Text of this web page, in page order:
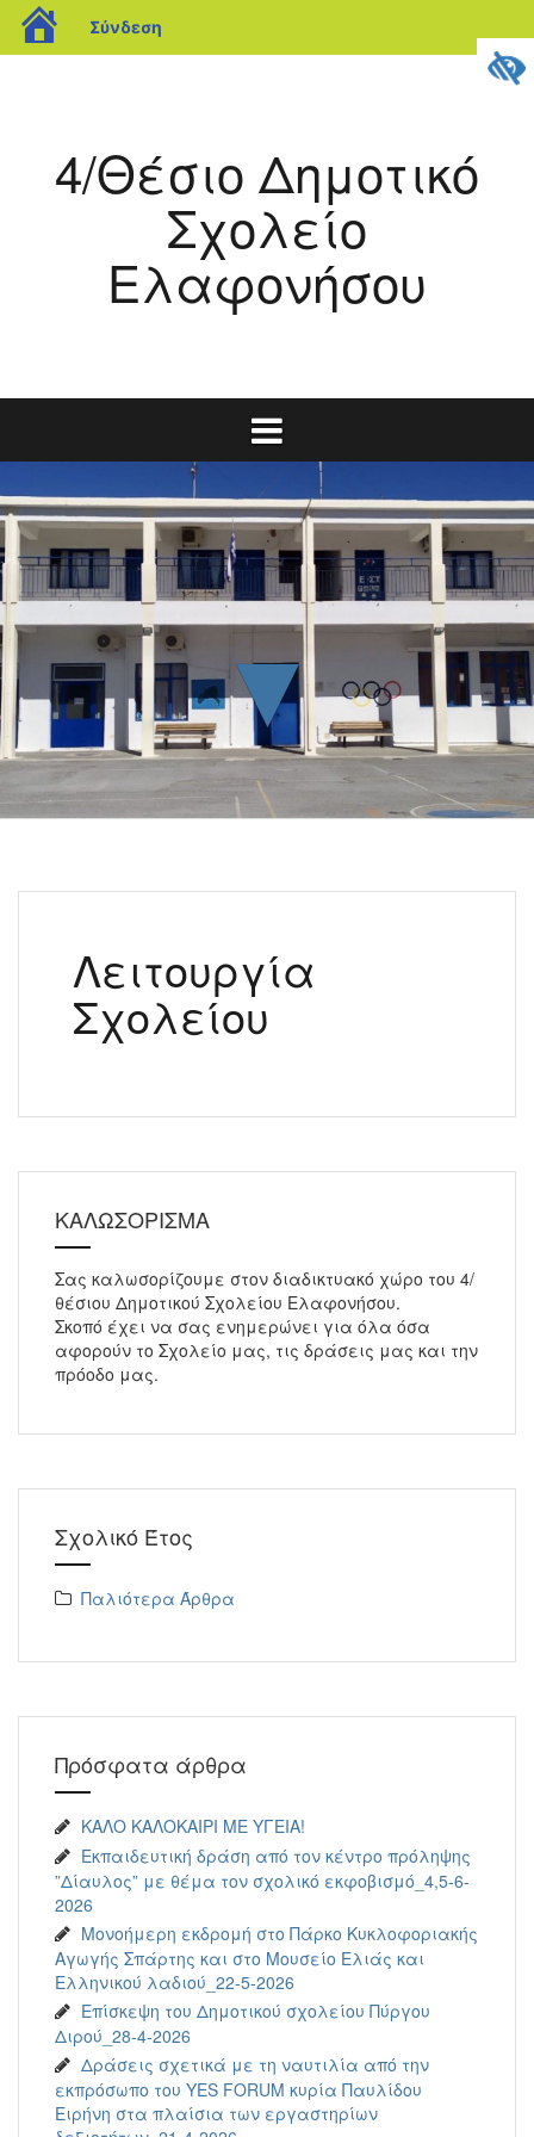
blogs.sch.gr
Σύνδεση
4/Θέσιο Δημοτικό
Σχολείο
Ελαφονήσου
▼
Λειτουργία
Σχολείου
ΚΑΛΩΣΟΡΙΣΜΑ
Σας καλωσορίζουμε στον διαδικτυακό χώρο του 4/
θέσιου Δημοτικού Σχολείου Ελαφονήσου.
Σκοπό έχει να σας ενημερώνει για όλα όσα
αφορούν το Σχολείο μας, τις δράσεις μας και την
πρόοδο μας.
Σχολικό Έτος
Παλιότερα Άρθρα
Πρόσφατα άρθρα
ΚΑΛΟ ΚΑΛΟΚΑΙΡΙ ΜΕ ΥΓΕΙΑ!
Εκπαιδευτική δράση από τον κέντρο πρόληψης
”Δίαυλος” με θέμα τον σχολικό εκφοβισμό_4,5-6-
2026
Μονοήμερη εκδρομή στο Πάρκο Κυκλοφοριακής
Αγωγής Σπάρτης και στο Μουσείο Ελιάς και
Ελληνικού λαδιού_22-5-2026
Επίσκεψη του Δημοτικού σχολείου Πύργου
Διρού_28-4-2026
Δράσεις σχετικά με τη ναυτιλία από την
εκπρόσωπο του YES FORUM κυρία Παυλίδου
Ειρήνη στα πλαίσια των εργαστηρίων